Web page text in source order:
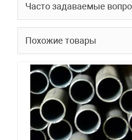
Часто задаваемые
Похожие товары